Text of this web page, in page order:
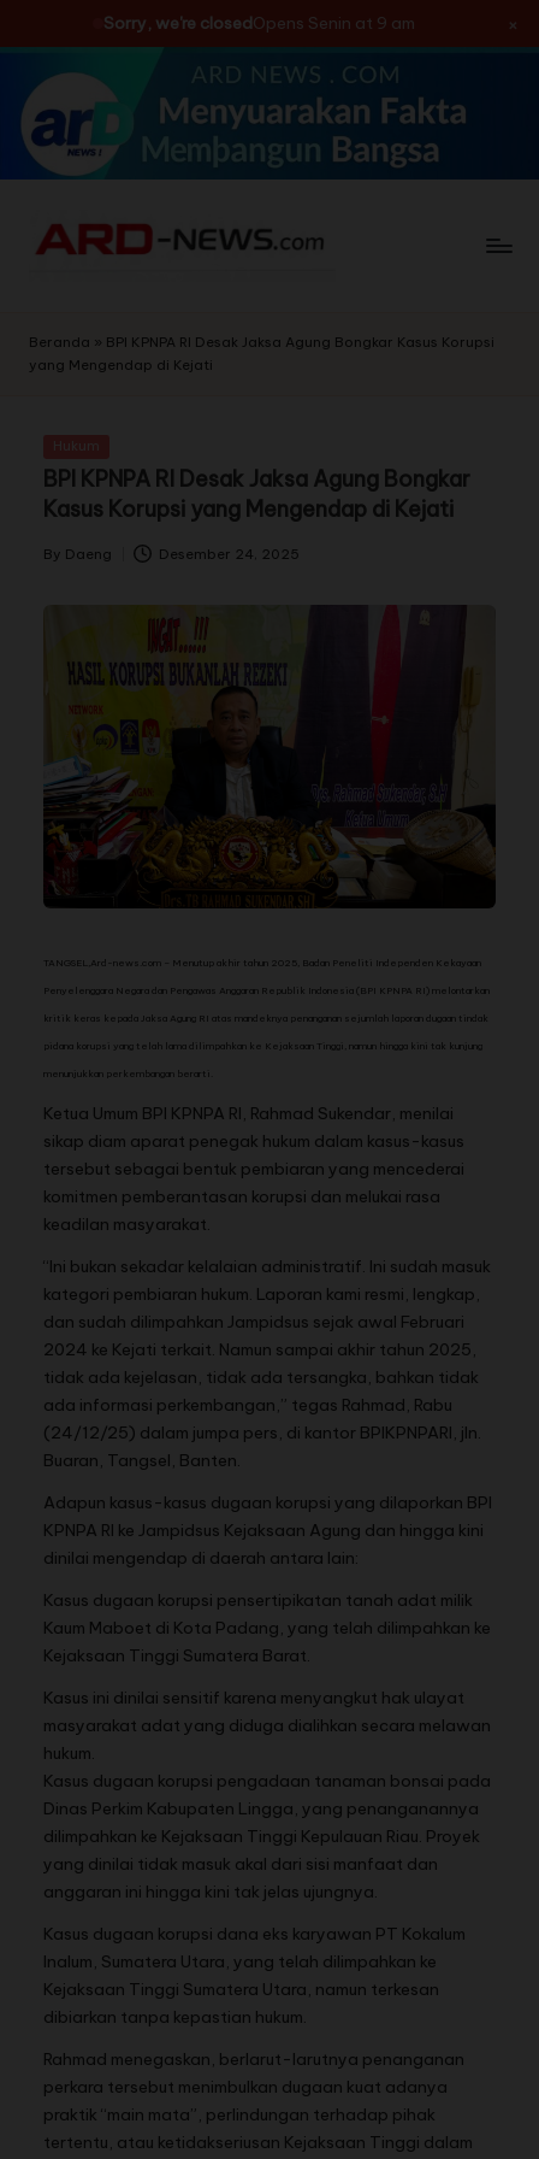
Sorry, we're closedOpens Senin at 9 am ×
Skip
content
Beranda » BPI KPNPA RI Desak Jaksa Agung Bongkar Kasus Korupsi
yang Mengendap di Kejati
BPI KPNPA RI Desak Jaksa Agung Bongkar
Kasus Korupsi yang Mengendap di Kejati
By Daeng Desember 24, 2025
TANGSEL,Ard-news.com – Menutup akhir tahun 2025, Badan Peneliti Independen Kekayaan
Penyelenggara Negara dan Pengawas Anggaran Republik Indonesia (BPI KPNPA RI) melontarkan
kritik keras kepada Jaksa Agung RI atas mandeknya penanganan sejumlah laporan dugaan tindak
pidana korupsi yang telah lama dilimpahkan ke Kejaksaan Tinggi, namun hingga kini tak kunjung
menunjukkan perkembangan berarti.
Ketua Umum BPI KPNPA RI, Rahmad Sukendar, menilai
sikap diam aparat penegak hukum dalam kasus-kasus
tersebut sebagai bentuk pembiaran yang mencederai
komitmen pemberantasan korupsi dan melukai rasa
keadilan masyarakat.
“Ini bukan sekadar kelalaian administratif. Ini sudah masuk
kategori pembiaran hukum. Laporan kami resmi, lengkap,
dan sudah dilimpahkan Jampidsus sejak awal Februari
2024 ke Kejati terkait. Namun sampai akhir tahun 2025,
tidak ada kejelasan, tidak ada tersangka, bahkan tidak
ada informasi perkembangan,” tegas Rahmad, Rabu
(24/12/25) dalam jumpa pers, di kantor BPIKPNPARI, jln.
Buaran, Tangsel, Banten.
Adapun kasus-kasus dugaan korupsi yang dilaporkan BPI
KPNPA RI ke Jampidsus Kejaksaan Agung dan hingga kini
dinilai mengendap di daerah antara lain:
Kasus dugaan korupsi pensertipikatan tanah adat milik
Kaum Maboet di Kota Padang, yang telah dilimpahkan ke
Kejaksaan Tinggi Sumatera Barat.
Kasus ini dinilai sensitif karena menyangkut hak ulayat
masyarakat adat yang diduga dialihkan secara melawan
hukum.
Kasus dugaan korupsi pengadaan tanaman bonsai pada
Dinas Perkim Kabupaten Lingga, yang penanganannya
dilimpahkan ke Kejaksaan Tinggi Kepulauan Riau. Proyek
yang dinilai tidak masuk akal dari sisi manfaat dan
anggaran ini hingga kini tak jelas ujungnya.
Kasus dugaan korupsi dana eks karyawan PT Kokalum
Inalum, Sumatera Utara, yang telah dilimpahkan ke
Kejaksaan Tinggi Sumatera Utara, namun terkesan
dibiarkan tanpa kepastian hukum.
Rahmad menegaskan, berlarut-larutnya penanganan
perkara tersebut menimbulkan dugaan kuat adanya
praktik “main mata”, perlindungan terhadap pihak
tertentu, atau ketidakseriusan Kejaksaan Tinggi dalam